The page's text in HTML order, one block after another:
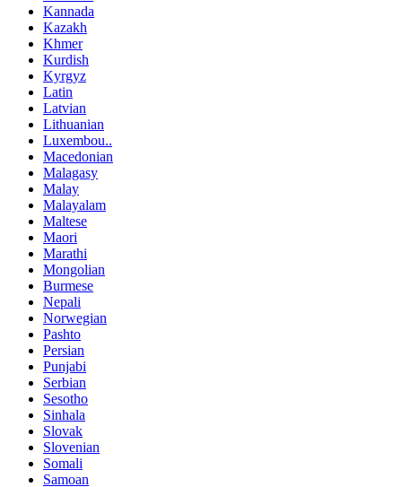
Kannada
Kazakh
Khmer
Kurdish
Kyrgyz
Latin
Latvian
Lithuanian
Luxembou..
Macedonian
Malagasy
Malay
Malayalam
Maltese
Maori
Marathi
Mongolian
Burmese
Nepali
Norwegian
Pashto
Persian
Punjabi
Serbian
Sesotho
Sinhala
Slovak
Slovenian
Somali
Samoan